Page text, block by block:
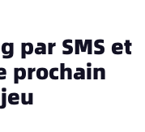
par SMS et
prochain